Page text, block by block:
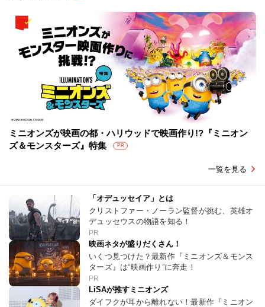
ミニオンズが映画の都・ハリウッドで映画作り!?『ミニオン
ズ＆モンスターズ』特集
PR
一覧を見る
「オデュッセイア」とは
クリストファー・ノーラン監督が挑む、英雄オ
デュッセウスの物語を知る！
PR
映画ネタが盛りだくさん！
いくつ見つけた？最新作『ミニオンズ＆モンス
ターズ』は“映画作り”に奔走！
PR
LiSAが推すミニオンズ
ダイフクが耳から離れない！最新作『ミニオン